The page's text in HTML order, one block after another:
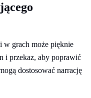
w grach może pięknie
i przekaz, aby poprawić
dostosować narrację